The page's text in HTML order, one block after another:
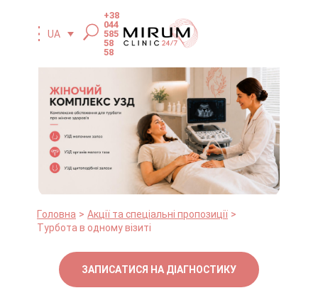
UA
+38
044
585
58
58
Головна
Акції та спеціальні пропозиції
Турбота в одному візиті
ЗАПИСАТИСЯ НА ДІАГНОСТИКУ